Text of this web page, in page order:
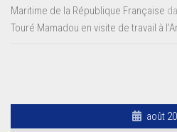
Maritime de la République Française
Touré Mamadou en visite de travail à
août